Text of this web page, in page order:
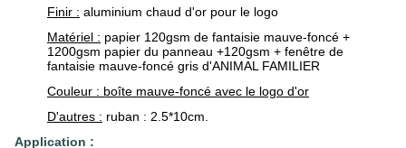
Finir : aluminium chaud d'or pour le logo
Matériel : papier 120gsm de fantaisie mauve-foncé +
1200gsm papier du panneau +120gsm + fenêtre de
fantaisie mauve-foncé gris d'ANIMAL FAMILIER
Couleur : boîte mauve-foncé avec le logo d'or
D'autres : ruban : 2.5*10cm.
Application :